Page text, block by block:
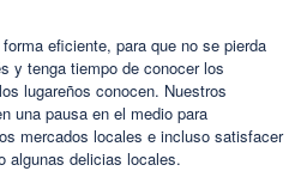
eficiente, para que no se pierda
y tenga tiempo de conocer los
lugareños conocen. Nuestros
una pausa en el medio para
mercados locales e incluso satisfacer
algunas delicias locales.